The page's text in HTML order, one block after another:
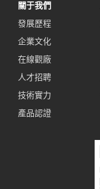
關于我們
發展歷程
企業文化
在線觀廠
人才招聘
技術實力
產品認證